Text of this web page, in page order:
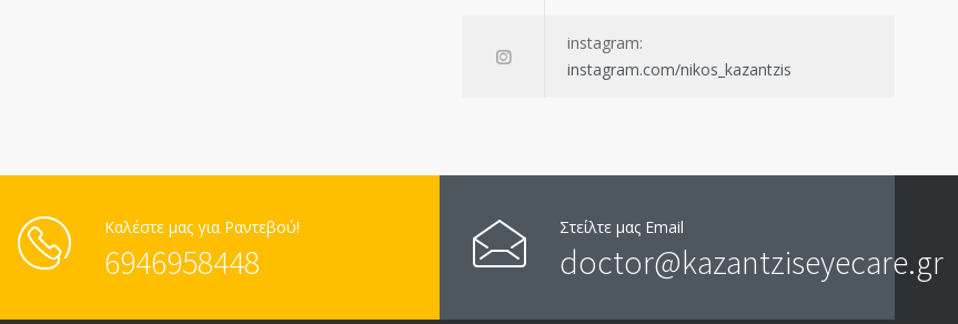
instagram:
instagram.com/nikos_kazantzis
Καλέστε μας για Ραντεβού!
6946958448
Στείλτε μας Email
doctor@kazantziseyecare.gr